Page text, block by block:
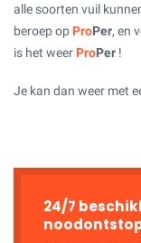
alle soorten vuil
beroep op ProPer, en
is het weer ProPer !
Je kan dan weer met
24/7